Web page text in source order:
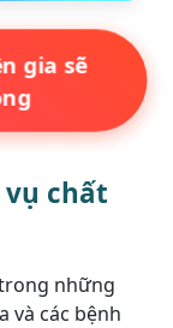
gia sẽ
vụ chất
những
và các bệnh